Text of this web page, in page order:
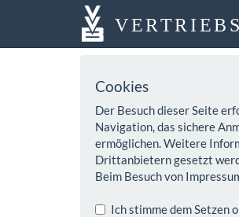
Cookies
Der Besuch dieser Seite
Navigation, das sichere
ermöglichen. Weitere
Drittanbietern gesetzt
Beim Besuch von
Ich stimme dem Setzen